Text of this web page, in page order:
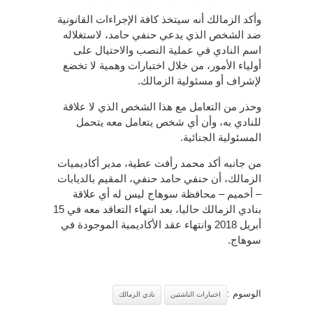
وأكد الزمالك أنه سيتخذ كافة الإجراءات القانونية
ضد الشخص الذي يدعي حنفي حامد، لاستغلاله
اسم النادي في عملية النصب والاحتيال على
أولياء الأمور، من خلال اختبارات وهمية لا تخضع
لإشراف أو مسئولية الزمالك.
وحذر من التعامل مع هذا الشخص الذي لا علاقة
للنادي به، وأن أي شخص يتعامل معه يتحمل
المسئولية الجنائية.
من جانبه أكد محمد رأفت عطية، مدير أكاديميات
الزمالك، أن حنفي حامد حنفي، المقيم بالديابات
– أخميم – محافظة سوهاج ليس له أي علاقة
بنادي الزمالك حاليا، بعد انتهاء التعاقد معه في 15
أبريل 2018 وانتهاء عقد الأكاديمية الموجودة في
سوهاج.
الوسوم : اختبارات الناشئين نادي الزمالك